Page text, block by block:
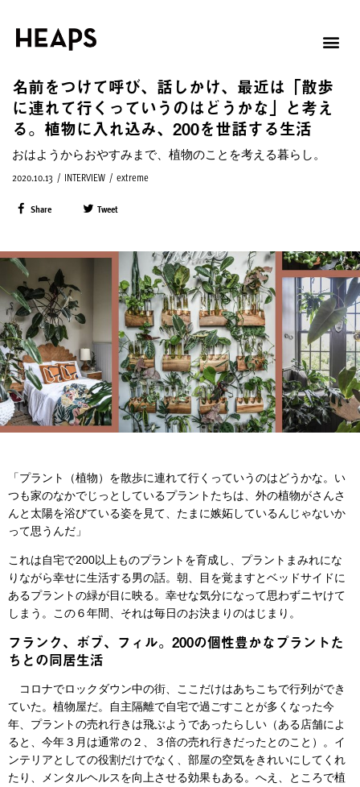
名前をつけて呼び、話しかけ、最近は「散歩
に連れて行くっていうのはどうかな」と考え
る。植物に入れ込み、200を世話する生活
おはようからおやすみまで、植物のことを考える暮らし。
2020.10.13 / INTERVIEW / extreme
Share Tweet
「プラント（植物）を散歩に連れて行くっていうのはどうかな。い
つも家のなかでじっとしているプラントたちは、外の植物がさんさ
んと太陽を浴びている姿を見て、たまに嫉妬しているんじゃないか
って思うんだ」
これは自宅で200以上ものプラントを育成し、プラントまみれにな
りながら幸せに生活する男の話。朝、目を覚ますとベッドサイドに
あるプラントの緑が目に映る。幸せな気分になって思わずニヤけて
しまう。この６年間、それは毎日のお決まりのはじまり。
フランク、ボブ、フィル。200の個性豊かなプラントた
ちとの同居生活
コロナでロックダウン中の街、ここだけはあちこちで行列ができ
ていた。植物屋だ。自主隔離で自宅で過ごすことが多くなった今
年、プラントの売れ行きは飛ぶようであったらしい（ある店舗によ
ると、今年３月は通常の２、３倍の売れ行きだったとのこと）。イ
ンテリアとしての役割だけでなく、部屋の空気をきれいにしてくれ
たり、メンタルヘルスを向上させる効果もある。へえ、ところで植